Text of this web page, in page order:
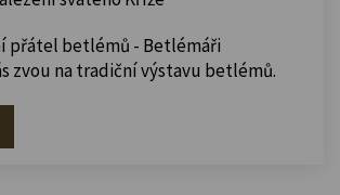
přátel betlémů - Betlémáři
zvou na tradiční výstavu betlémů.